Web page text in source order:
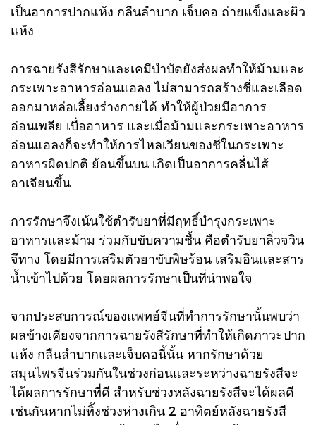
เป็นอาการปากแห้ง กลืนลำบาก เจ็บคอ ถ่ายแข็งและผิว
แห้ง
การฉายรังสีรักษาและเคมีบำบัดยังส่งผลทำให้ม้ามและ
กระเพาะอาหารอ่อนแอลง ไม่สามารถสร้างชี่และเลือด
ออกมาหล่อเลี้ยงร่างกายได้ ทำให้ผู้ป่วยมีอาการ
อ่อนเพลีย เบื่ออาหาร และเมื่อม้ามและกระเพาะอาหาร
อ่อนแอลงก็จะทำให้การไหลเวียนของชี่ในกระเพาะ
อาหารผิดปกติ ย้อนขึ้นบน เกิดเป็นอาการคลื่นไส้
อาเจียนขึ้น
การรักษาจึงเน้นใช้ตำรับยาที่มีฤทธิ์บำรุงกระเพาะ
อาหารและม้าม ร่วมกับขับความชื้น คือตำรับยาลิ่วจวิน
จึทาง โดยมีการเสริมตัวยาขับพิษร้อน เสริมอินและสาร
น้ำเข้าไปด้วย โดยผลการรักษาเป็นที่น่าพอใจ
จากประสบการณ์ของแพทย์จีนที่ทำการรักษานั้นพบว่า
ผลข้างเคียงจากการฉายรังสีรักษาที่ทำให้เกิดภาวะปาก
แห้ง กลืนลำบากและเจ็บคอนี้นั้น หากรักษาด้วย
สมุนไพรจีนร่วมกันในช่วงก่อนและระหว่างฉายรังสีจะ
ได้ผลการรักษาที่ดี สำหรับช่วงหลังฉายรังสีจะได้ผลดี
เช่นกันหากไม่ทิ้งช่วงห่างเกิน 2 อาทิตย์หลังฉายรังสี